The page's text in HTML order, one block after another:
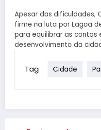
Apesar das dificuldades,
firme na luta por Lagoa
para equilibrar as contas
desenvolvimento da
Tag Cidade